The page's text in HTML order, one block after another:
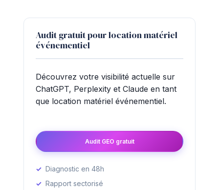
Audit gratuit pour location matériel
événementiel
Découvrez votre visibilité actuelle sur
ChatGPT, Perplexity et Claude en tant
que location matériel événementiel.
Audit GEO gratuit
Diagnostic en 48h
Rapport sectorisé